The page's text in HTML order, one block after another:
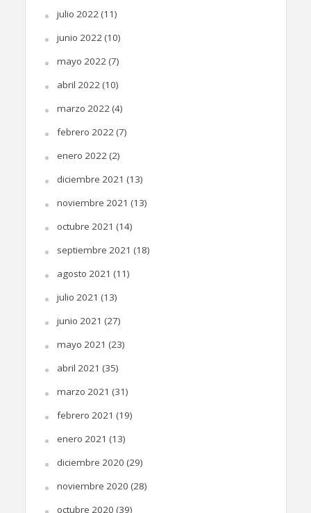
julio 2022(11)
junio 2022(10)
mayo 2022(7)
abril 2022(10)
marzo 2022(4)
febrero 2022(7)
enero 2022(2)
diciembre 2021 (13)
noviembre 2021 (13)
octubre 2021 (14)
septiembre 2021 (18)
agosto 2021 (11)
julio 2021 (13)
junio 2021 (27)
mayo 2021 (23)
abril 2021 (35)
marzo 2021 (31)
febrero 2021 (19)
enero 2021 (13)
diciembre 2020 (29)
noviembre 2020 (28)
octubre 2020 (39)